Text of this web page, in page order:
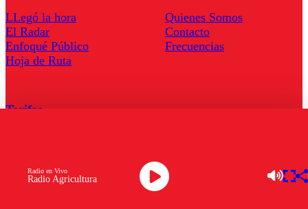
Radio Agricultura
Radio en Vivo
LLegó la hora
El Radar
Enfoqué Público
Hoja de Ruta
Quienes Somos
Contacto
Frecuencias
Tarifas